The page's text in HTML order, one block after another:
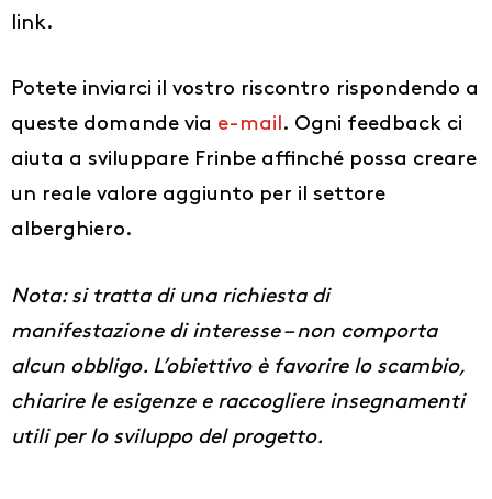
link.
Potete inviarci il vostro riscontro rispondendo a
queste domande via e-mail. Ogni feedback ci
aiuta a sviluppare Frinbe affinché possa creare
un reale valore aggiunto per il settore
alberghiero.
Nota: si tratta di una richiesta di
manifestazione di interesse – non comporta
alcun obbligo. L’obiettivo è favorire lo scambio,
chiarire le esigenze e raccogliere insegnamenti
utili per lo sviluppo del progetto.